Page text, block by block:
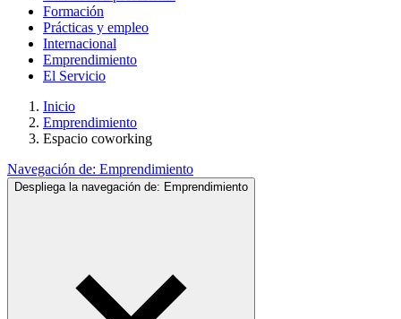
Formación
Prácticas y empleo
Internacional
Emprendimiento
El Servicio
Inicio
Emprendimiento
Espacio coworking
Navegación de: Emprendimiento
Despliega la navegación de: Emprendimiento